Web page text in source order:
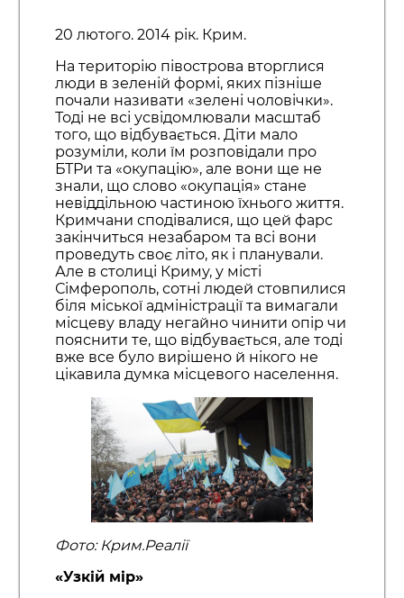
20 лютого. 2014 рік. Крим.
На територію півострова вторглися
люди в зеленій формі, яких пізніше
почали називати «зелені чоловічки».
Тоді не всі усвідомлювали масштаб
того, що відбувається. Діти мало
розуміли, коли їм розповідали про
БТРи та «окупацію», але вони ще не
знали, що слово «окупація» стане
невіддільною частиною їхнього життя.
Кримчани сподівалися, що цей фарс
закінчиться незабаром та всі вони
проведуть своє літо, як і планували.
Але в столиці Криму, у місті
Сімферополь, сотні людей стовпилися
біля міської адміністрації та вимагали
місцеву владу негайно чинити опір чи
пояснити те, що відбувається, але тоді
вже все було вирішено й нікого не
цікавила думка місцевого населення.
Фото: Крим.Реалії
«Узкій мір»